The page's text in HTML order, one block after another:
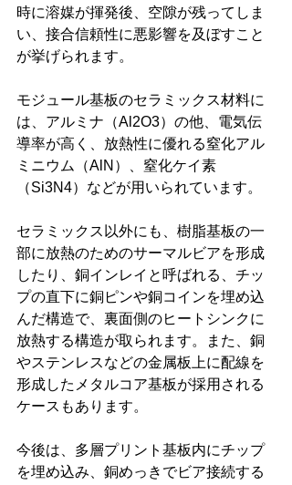
時に溶媒が揮発後、空隙が残ってしま
い、接合信頼性に悪影響を及ぼすこと
が挙げられます。
モジュール基板のセラミックス材料に
は、アルミナ（Al2O3）の他、電気伝
導率が高く、放熱性に優れる窒化アル
ミニウム（AlN）、窒化ケイ素
（Si3N4）などが用いられています。
セラミックス以外にも、樹脂基板の一
部に放熱のためのサーマルビアを形成
したり、銅インレイと呼ばれる、チッ
プの直下に銅ピンや銅コインを埋め込
んだ構造で、裏面側のヒートシンクに
放熱する構造が取られます。また、銅
やステンレスなどの金属板上に配線を
形成したメタルコア基板が採用される
ケースもあります。
今後は、多層プリント基板内にチップ
を埋め込み、銅めっきでビア接続する